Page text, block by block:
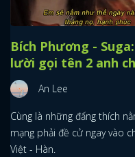
Bích Phương -
lười gọi tên 2 anh
An Lee
Cùng là những đấng thích
mạng phải đề cử ngay vào
Việt - Hàn.